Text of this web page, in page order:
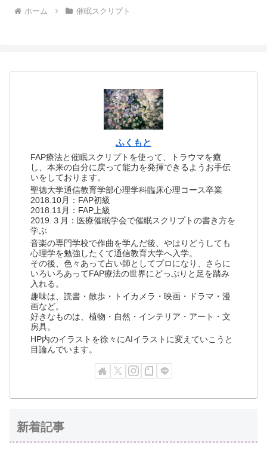
ホーム 催眠スクリプト
ふくもと
FAP療法と催眠スクリプトを使って、トラウマを癒
し、本来の自分に戻って能力を発揮できるようお手伝
いをしております。
聖徳大学通信教育学部心理学科臨床心理コース卒業
2018.10月：FAP初級
2018.11月：FAP上級
2019.３月：医療催眠学会で催眠スクリプトの書き方を
学ぶ
音楽の専門学校で作曲を学んだ後、やはりどうしても
心理学を勉強したくて通信教育大学へ入学。
その後、色々あって占い師としてプロになり、さらに
いろいろあってFAP療法の世界にどっぷりと足を踏み
入れる。
趣味は、読書・散歩・トイカメラ・映画・ドラマ・漫
画など。
好きなものは、植物・自然・インテリア・アート・文
房具。
HP内のイラストを徐々にAIイラストに変えていこうと
目論んでいます。
新着記事